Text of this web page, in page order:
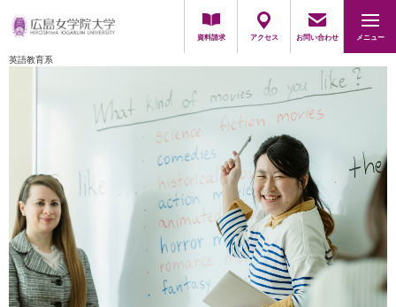
資料請求 アクセス お問い合わせ メニュー
英語教育系